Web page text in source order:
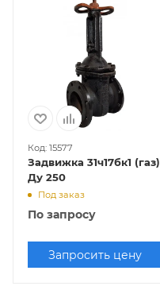
Код: 15577
Задвижка 31ч17бк1 (газ)
Ду 250
Под заказ
По запросу
Запросить цену